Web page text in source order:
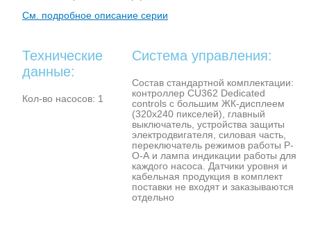
См. подробное описание серии
Технические
данные:
Кол-во насосов: 1
Система управления:
Состав стандартной комплектации:
контроллер CU362 Dedicated
controls с большим ЖК-дисплеем
(320х240 пикселей), главный
выключатель, устройства защиты
электродвигателя, силовая часть,
переключатель режимов работы Р-
О-А и лампа индикации работы для
каждого насоса. Датчики уровня и
кабельная продукция в комплект
поставки не входят и заказываются
отдельно